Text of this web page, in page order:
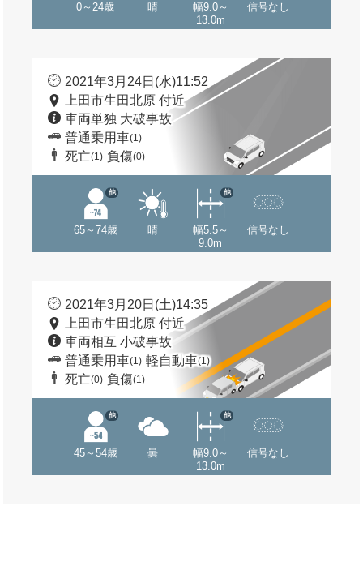
0～24歳 晴
幅9.0～
13.0m
信号なし
2021年3月24日(水)11:52
上田市生田北原 付近
車両単独 大破事故
普通乗用車(1)
死亡(1) 負傷(0)
65～74歳
他
晴
幅5.5～
9.0m
他
信号なし
2021年3月20日(土)14:35
上田市生田北原 付近
車両相互 小破事故
普通乗用車(1) 軽自動車(1)
死亡(0) 負傷(1)
45～54歳
他
曇
幅9.0～
13.0m
他
信号なし